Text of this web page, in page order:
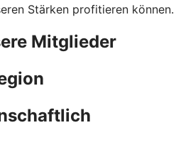
Stärken profitieren
Mitglieder